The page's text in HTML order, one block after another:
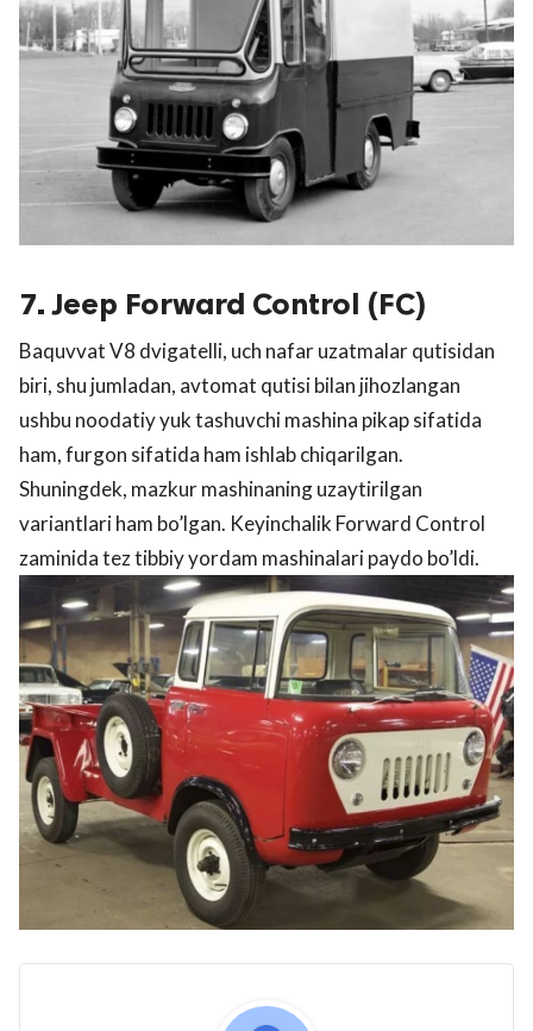
7. Jeep Forward Control (FC)
Baquvvat V8 dvigatelli, uch nafar uzatmalar qutisidan
biri, shu jumladan, avtomat qutisi bilan jihozlangan
ushbu noodatiy yuk tashuvchi mashina pikap sifatida
ham, furgon sifatida ham ishlab chiqarilgan.
Shuningdek, mazkur mashinaning uzaytirilgan
variantlari ham bo’lgan. Keyinchalik Forward Control
zaminida tez tibbiy yordam mashinalari paydo bo’ldi.